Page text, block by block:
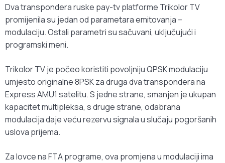
Dva transpondera ruske pay-tv platforme Trikolor TV
promijenila su jedan od parametara emitovanja –
modulaciju. Ostali parametri su sačuvani, uključujući i
programski meni.
Trikolor TV je počeo koristiti povoljniju QPSK modulaciju
umjesto originalne 8PSK za druga dva transpondera na
Express AMU1 satelitu. S jedne strane, smanjen je ukupan
kapacitet multipleksa, s druge strane, odabrana
modulacija daje veću rezervu signala u slučaju pogoršanih
uslova prijema.
Za lovce na FTA programe, ova promjena u modulaciji ima